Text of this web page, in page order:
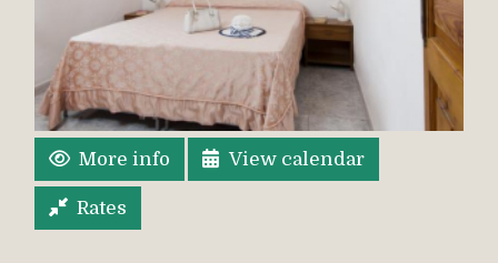
More info View calendar
Rates